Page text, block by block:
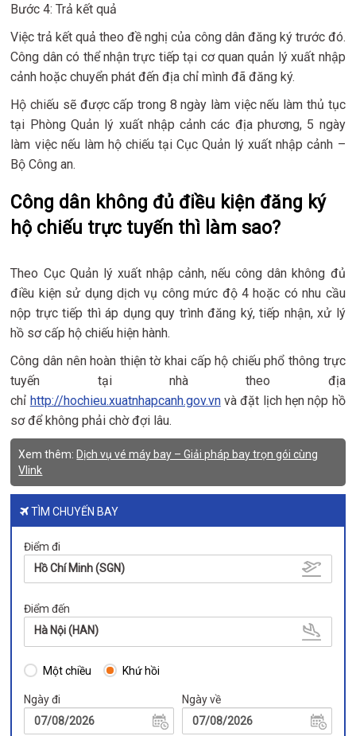
Bước 4: Trả kết quả
Việc trả kết quả theo đề nghị của công dân đăng ký trước đó.
Công dân có thể nhận trực tiếp tại cơ quan quản lý xuất nhập
cảnh hoặc chuyển phát đến địa chỉ mình đã đăng ký.
Hộ chiếu sẽ được cấp trong 8 ngày làm việc nếu làm thủ tục
tại Phòng Quản lý xuất nhập cảnh các địa phương, 5 ngày
làm việc nếu làm hộ chiếu tại Cục Quản lý xuất nhập cảnh –
Bộ Công an.
Công dân không đủ điều kiện đăng ký
hộ chiếu trực tuyến thì làm sao?
Theo Cục Quản lý xuất nhập cảnh, nếu công dân không đủ
điều kiện sử dụng dịch vụ công mức độ 4 hoặc có nhu cầu
nộp trực tiếp thì áp dụng quy trình đăng ký, tiếp nhận, xử lý
hồ sơ cấp hộ chiếu hiện hành.
Công dân nên hoàn thiện tờ khai cấp hộ chiếu phổ thông trực
tuyến tại nhà theo địa
chỉ http://hochieu.xuatnhapcanh.gov.vnvà đặt lịch hẹn nộp hồ
sơ để không phải chờ đợi lâu.
Xem thêm: Dịch vụ vé máy bay – Giải pháp bay trọn gói cùng
Vlink
TÌM CHUYẾN BAY
Điểm đi
Hồ Chí Minh (SGN)
Điểm đến
Hà Nội (HAN)
Một chiều Khứ hồi
Ngày đi Ngày về